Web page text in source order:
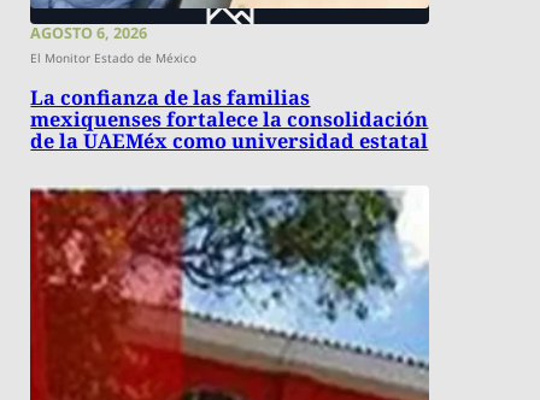
AGOSTO 6, 2026
El Monitor Estado de México
La confianza de las familias
mexiquenses fortalece la consolidación
de la UAEMéx como universidad estatal